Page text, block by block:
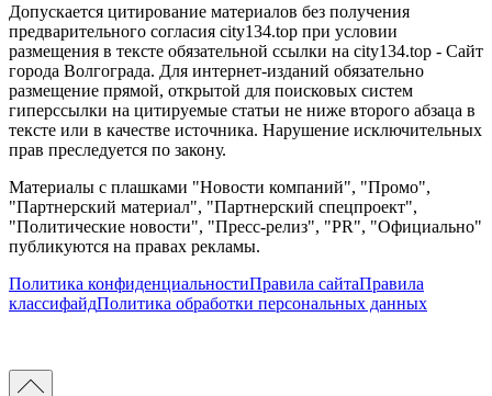
Допускается цитирование материалов без получения
предварительного согласия city134.top при условии
размещения в тексте обязательной ссылки на city134.top - Сайт
города Волгограда. Для интернет-изданий обязательно
размещение прямой, открытой для поисковых систем
гиперссылки на цитируемые статьи не ниже второго абзаца в
тексте или в качестве источника. Нарушение исключительных
прав преследуется по закону.
Материалы с плашками "Новости компаний", "Промо",
"Партнерский материал", "Партнерский спецпроект",
"Политические новости", "Пресс-релиз", "PR", "Официально"
публикуются на правах рекламы.
Политика конфиденциальностиПравила сайтаПравила
классифайдПолитика обработки персональных данных